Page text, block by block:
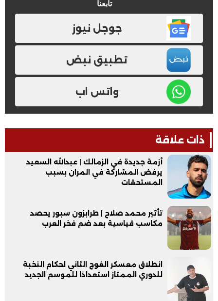
تابعنا
جوجل نيوز
تطبيق نبض
واتس اب
ذات علاقة
أزمة جديدة في الزمالك | عبدالله السعيد
يرفض المشاركة في المران بسبب
المستحقات
تأثير محمد صلاح | طرابزون سبور يحصد
مكاسب قياسية بعد ضم فخر العرب
انطلاق معسكر الفوج الثاني لحكام النخبة
للدوري الممتاز استعدادًا للموسم الجديد